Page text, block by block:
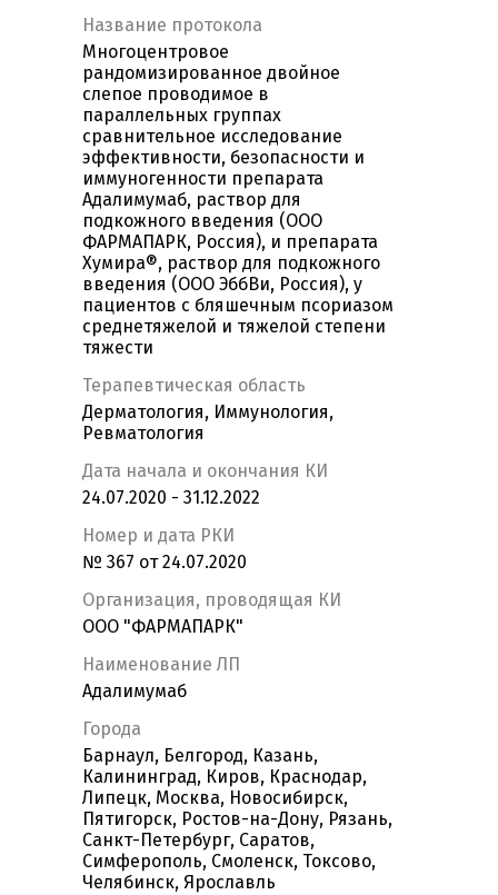
Название протокола
Многоцентровое
рандомизированное двойное
слепое проводимое в
параллельных группах
сравнительное исследование
эффективности, безопасности и
иммуногенности препарата
Адалимумаб, раствор для
подкожного введения (ООО
ФАРМАПАРК, Россия), и препарата
Хумира®, раствор для подкожного
введения (ООО ЭббВи, Россия), у
пациентов с бляшечным псориазом
среднетяжелой и тяжелой степени
тяжести
Терапевтическая область
Дерматология, Иммунология,
Ревматология
Дата начала и окончания КИ
24.07.2020 - 31.12.2022
Номер и дата РКИ
№ 367 от 24.07.2020
Организация, проводящая КИ
OOO "ФАРМАПАРК"
Наименование ЛП
Адалимумаб
Города
Барнаул, Белгород, Казань,
Калининград, Киров, Краснодар,
Липецк, Москва, Новосибирск,
Пятигорск, Ростов-на-Дону, Рязань,
Санкт-Петербург, Саратов,
Симферополь, Смоленск, Токсово,
Челябинск, Ярославль